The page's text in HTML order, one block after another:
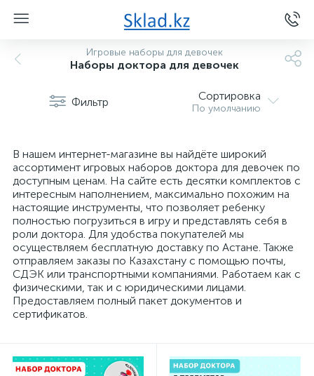
Игровые наборы для девочек
Наборы доктора для девочек
Фильтр Сортировка
По умолчанию
В нашем интернет-магазине вы найдёте широкий
ассортимент игровых наборов доктора для девочек по
доступным ценам. На сайте есть десятки комплектов с
интересным наполнением, максимально похожим на
настоящие инструменты, что позволяет ребенку
полностью погрузиться в игру и представлять себя в
роли доктора. Для удобства покупателей мы
осуществляем бесплатную доставку по Астане. Также
отправляем заказы по Казахстану с помощью почты,
СДЭК или транспортными компаниями. Работаем как с
физическими, так и с юридическими лицами.
Предоставляем полный пакет документов и
сертификатов.